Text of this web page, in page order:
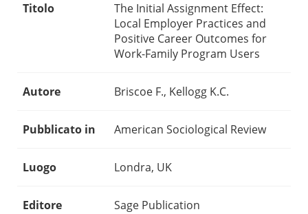
Titolo
The Initial Assignment Effect:
Local Employer Practices and
Positive Career Outcomes for
Work-Family Program Users
Autore Briscoe F., Kellogg K.C.
Pubblicato in American Sociological Review
Luogo Londra, UK
Editore Sage Publication